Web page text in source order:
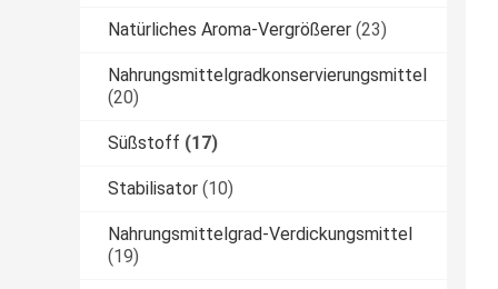
Natürliches Aroma-Vergrößerer (23)
Nahrungsmittelgradkonservierungsmittel
(20)
Süßstoff (17)
Stabilisator (10)
Nahrungsmittelgrad-Verdickungsmittel
(19)